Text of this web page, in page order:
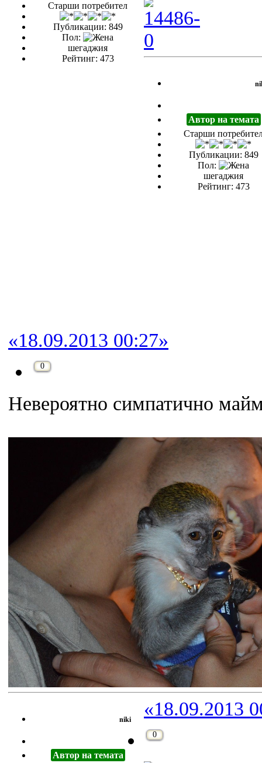
Старши потребител
Публикации: 849
Пол:
шегаджия
Рейтинг: 473
Автор на темата
Старши
Публикации: 849
Пол:
шегаджия
Рейтинг: 473
«18.09.2013 00:27»
0
Невероятно симпатично
niki
Автор на темата
«18.09.2013
0